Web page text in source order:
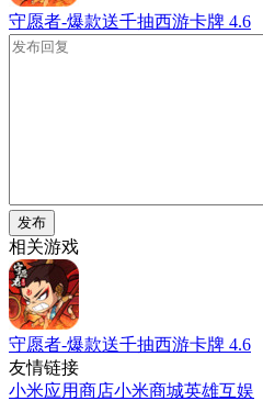
守愿者-爆款送千抽西游卡牌 4.6
发布
相关游戏
守愿者-爆款送千抽西游卡牌 4.6
友情链接
小米应用商店小米商城英雄互娱